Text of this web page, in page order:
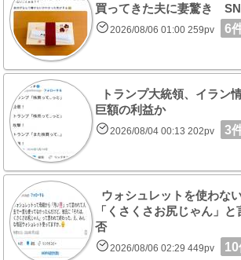
買ってきた夫に妻驚き
2026/08/06 01:00 259pv 6
トランプ大統領、イラン
巨額の利益か
2026/08/04 00:13 202pv 3
ウォシュレットを使わな
「くさくさお尻じゃん」
否
2026/08/06 02:29 449pv